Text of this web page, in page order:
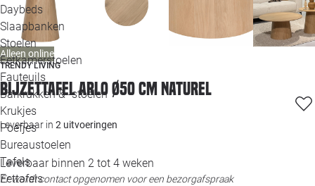
Daybeds
Slaapbanken
Stoelen
Eetkamerstoelen
Fauteuils
Barkrukken & -stoelen
Krukjes
Poefjes
Bureaustoelen
Tafels
Eettafels
Alleen online
TRENDY LIVING
Bijzettafel Arlo Ø50 cm naturel
Leverbaar in 2 uitvoeringen
Leverbaar binnen 2 tot 4 weken
Er wordt contact opgenomen voor een bezorgafspraak